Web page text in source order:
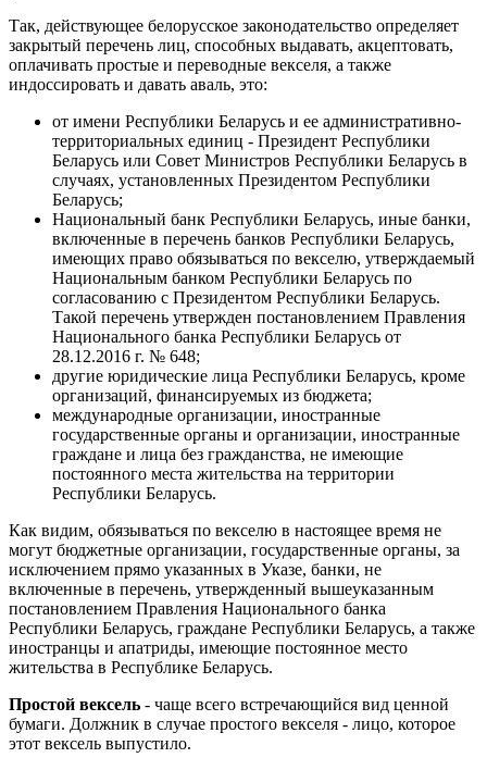
Так, действующее белорусское законодательство определяет
закрытый перечень лиц, способных выдавать, акцептовать,
оплачивать простые и переводные векселя, а также
индоссировать и давать аваль, это:
от имени Республики Беларусь и ее административно-
территориальных единиц - Президент Республики
Беларусь или Совет Министров Республики Беларусь в
случаях, установленных Президентом Республики
Беларусь;
Национальный банк Республики Беларусь, иные банки,
включенные в перечень банков Республики Беларусь,
имеющих право обязываться по векселю, утверждаемый
Национальным банком Республики Беларусь по
согласованию с Президентом Республики Беларусь.
Такой перечень утвержден постановлением Правления
Национального банка Республики Беларусь от
28.12.2016 г. № 648;
другие юридические лица Республики Беларусь, кроме
организаций, финансируемых из бюджета;
международные организации, иностранные
государственные органы и организации, иностранные
граждане и лица без гражданства, не имеющие
постоянного места жительства на территории
Республики Беларусь.
Как видим, обязываться по векселю в настоящее время не
могут бюджетные организации, государственные органы, за
исключением прямо указанных в Указе, банки, не
включенные в перечень, утвержденный вышеуказанным
постановлением Правления Национального банка
Республики Беларусь, граждане Республики Беларусь, а также
иностранцы и апатриды, имеющие постоянное место
жительства в Республике Беларусь.
Простой вексель - чаще всего встречающийся вид ценной
бумаги. Должник в случае простого векселя - лицо, которое
этот вексель выпустило.